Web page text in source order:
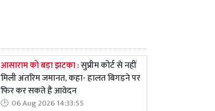
आसाराम को बड़ा झटका :सुप्रीम कोर्ट से नहीं
मिली अंतरिम जमानत, कहा- हालत बिगड़ने पर
फिर कर सकते हैं आवेदन
06 Aug 2026 14:33:55